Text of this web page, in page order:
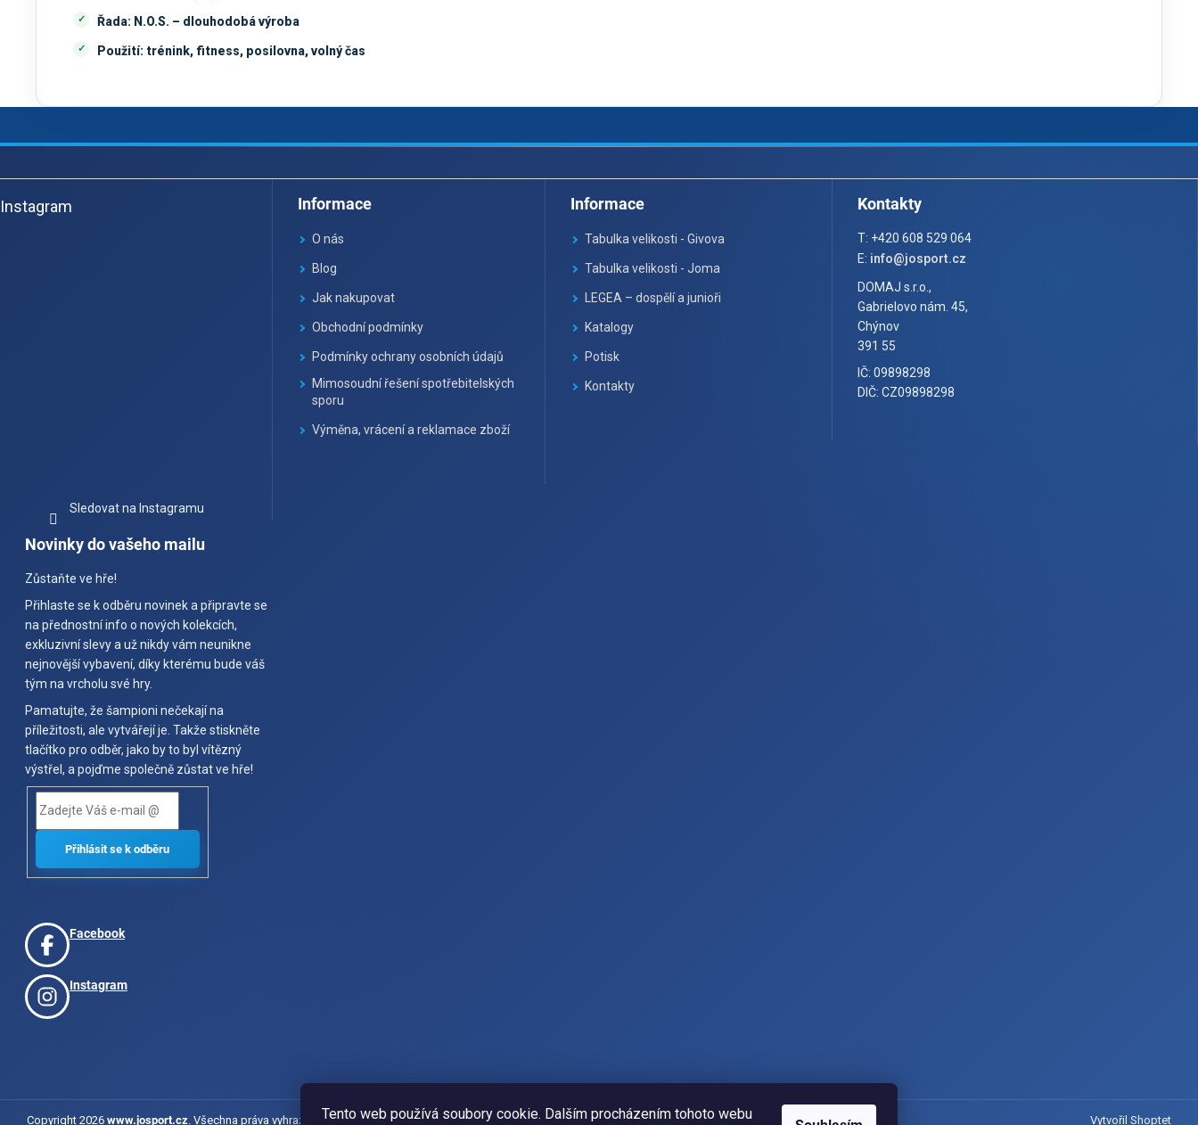
Tento web používá soubory cookie. Dalším procházením tohoto webu
Řada: N.O.S. – dlouhodobá výroba
Použití: trénink, fitness, posilovna, volný čas
á
pInstagram
Sledovat na Instagramu
Informace
O nás
Blog
Jak nakupovat
Obchodní podmínky
Podmínky ochrany osobních údajů
Mimosoudní řešení spotřebitelských
sporu
Výměna, vrácení a reklamace zboží
Informace
Tabulka velikosti - Givova
Tabulka velikosti - Joma
LEGEA – dospělí a junioři
Katalogy
Potisk
Kontakty
Kontakty
T: +420 608 529 064
E: info@josport.cz
DOMAJ s.r.o.,
Gabrielovo nám. 45,
Chýnov
391 55
IČ: 09898298
DIČ: CZ09898298
Novinky do vašeho mailu
Zůstaňte ve hře!
Přihlaste se k odběru novinek a připravte se
na přednostní info o nových kolekcích,
exkluzivní slevy a už nikdy vám neunikne
nejnovější vybavení, díky kterému bude váš
tým na vrcholu své hry.
Pamatujte, že šampioni nečekají na
příležitosti, ale vytvářejí je. Takže stiskněte
tlačítko pro odběr, jako by to byl vítězný
výstřel, a pojďme společně zůstat ve hře!
Facebook
Instagram
Vytvořil Shoptet
Copyright 2026 www.josport.cz . Všechna práva vyhrazena.